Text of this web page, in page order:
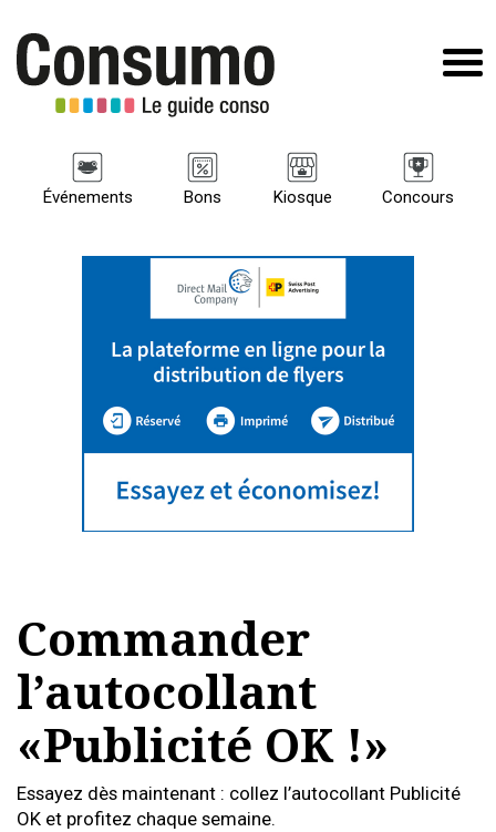
Événements Bons Kiosque Concours
Commander
l’autocollant
«Publicité OK !»
Essayez dès maintenant : collez l’autocollant Publicité
OK et profitez chaque semaine.